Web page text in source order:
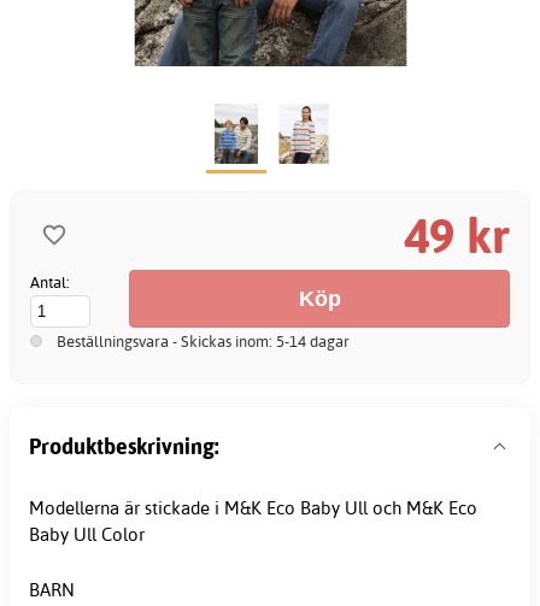
49 kr
Antal:
Beställningsvara - Skickas inom: 5-14 dagar
Produktbeskrivning:
Modellerna är stickade i M&K Eco Baby Ull och M&K Eco
Baby Ull Color
BARN